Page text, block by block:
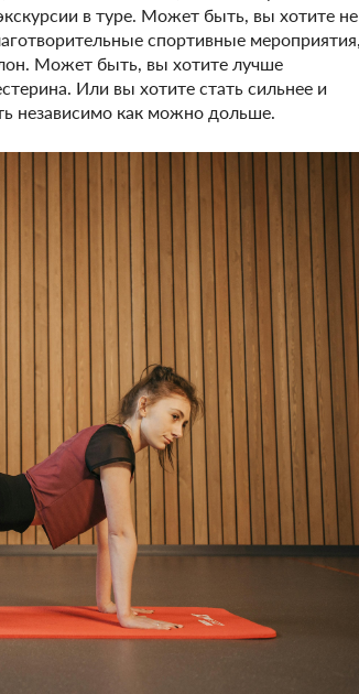
в туре. Может быть, вы хотите не
спортивные мероприятия,
Может быть, вы хотите лучше
Или вы хотите стать сильнее и
независимо как можно дольше.